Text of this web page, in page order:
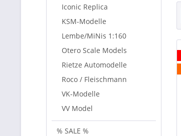
Iconic Replica
KSM-Modelle
Lembe/MiNis 1:160
Otero Scale Models
Rietze Automodelle
Roco / Fleischmann
VK-Modelle
VV Model
% SALE %